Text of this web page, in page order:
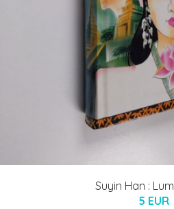
Suyin Han :
5 EUR